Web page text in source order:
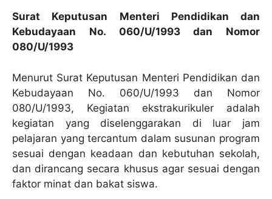
Surat Keputusan Menteri Pendidikan dan
Kebudayaan No. 060/U/1993 dan Nomor
080/U/1993
Menurut Surat Keputusan Menteri Pendidikan dan
Kebudayaan No. 060/U/1993 dan Nomor
080/U/1993, Kegiatan ekstrakurikuler adalah
kegiatan yang diselenggarakan di luar jam
pelajaran yang tercantum dalam susunan program
sesuai dengan keadaan dan kebutuhan sekolah,
dan dirancang secara khusus agar sesuai dengan
faktor minat dan bakat siswa.